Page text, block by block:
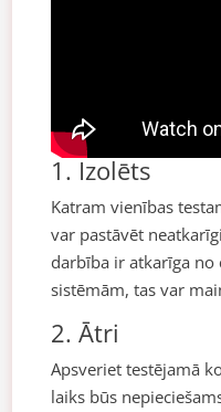
1. Izolēts
Katram vienības
var pastāvēt
darbība ir atkarīga
sistēmām, tas var
2. Ātri
Apsveriet testējamā
laiks būs